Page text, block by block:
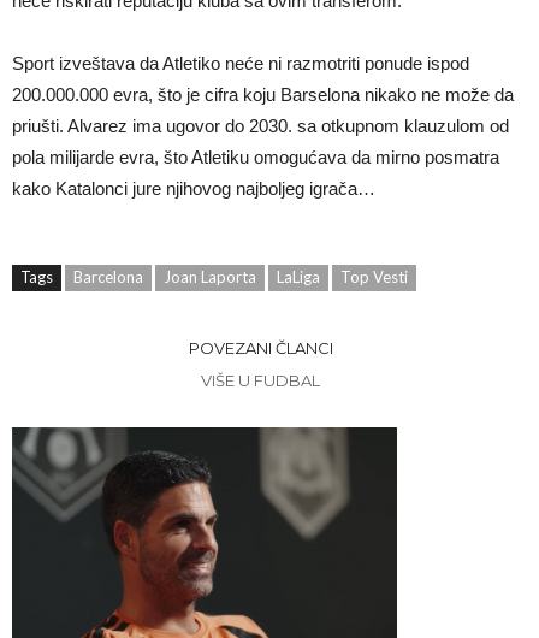
Sport izveštava da Atletiko neće ni razmotriti ponude ispod
200.000.000 evra, što je cifra koju Barselona nikako ne može da
priušti. Alvarez ima ugovor do 2030. sa otkupnom klauzulom od
pola milijarde evra, što Atletiku omogućava da mirno posmatra
kako Katalonci jure njihovog najboljeg igrača…
Tags Barcelona Joan Laporta LaLiga Top Vesti
POVEZANI ČLANCI
VIŠE U FUDBAL